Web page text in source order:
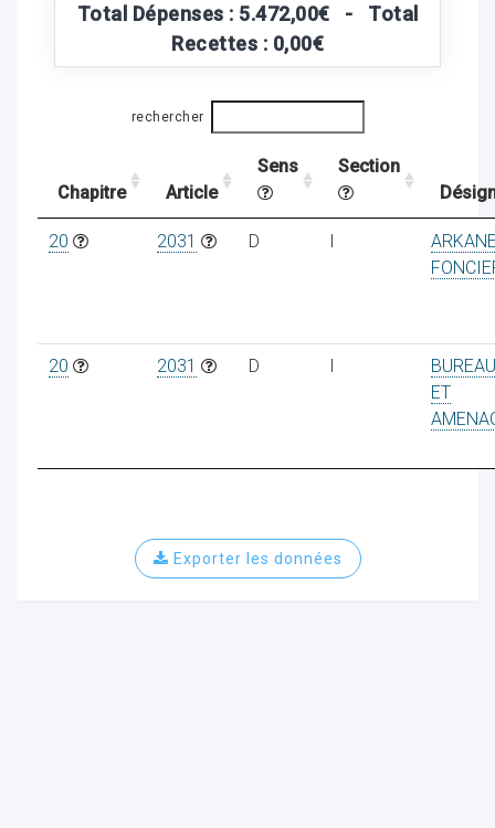
Total Dépenses : 5.472,00€ - Total
Recettes : 0,00€
rechercher
Chapitre Article
Sens
Section
20 2031 D I
20 2031 D I
ET
Exporter les données